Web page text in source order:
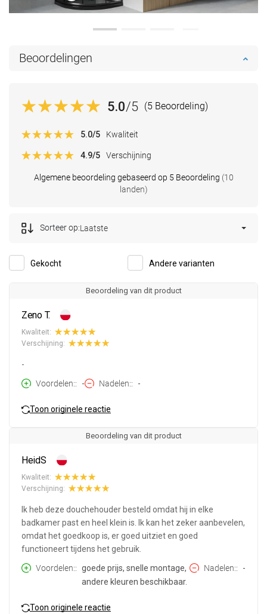
Beoordelingen
5.0/5 (5 Beoordeling)
Algemene beoordeling gebaseerd op 5 Beoordeling (10
landen)
5.0/5 Kwaliteit
4.9/5 Verschijning
Gekocht Andere varianten
Sorteer op:Laatste
Beoordeling van dit product
Zeno T.
Kwaliteit:
Verschijning:
-
Voordelen:
- Nadelen: -
Toon originele reactie
Beoordeling van dit product
HeidS
Kwaliteit:
Verschijning:
Ik heb deze douchehouder besteld omdat hij in elke
badkamer past en heel klein is. Ik kan het zeker aanbevelen,
omdat het goedkoop is, er goed uitziet en goed
functioneert tijdens het gebruik.
Voordelen:
goede prijs, snelle montage,
andere kleuren beschikbaar.
Nadelen: -
Toon originele reactie